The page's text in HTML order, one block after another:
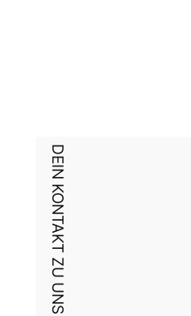
DEIN KONTAKT ZU UNS